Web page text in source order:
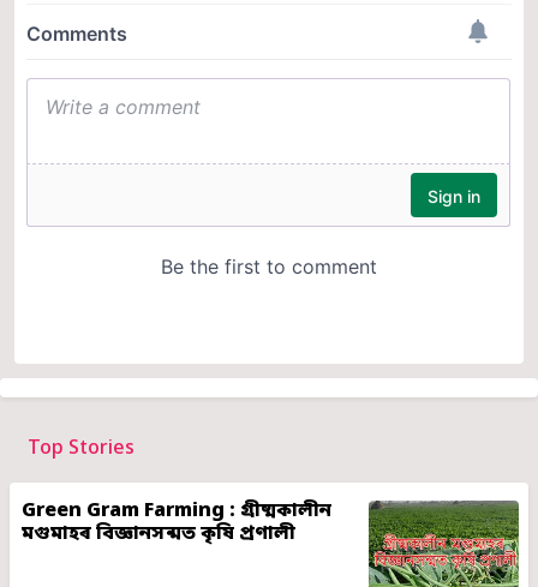
Top Stories
Green Gram Farming : গ্ৰীষ্মকালীন
মগুমাহৰ বিজ্ঞানসন্মত কৃষি প্ৰণালী